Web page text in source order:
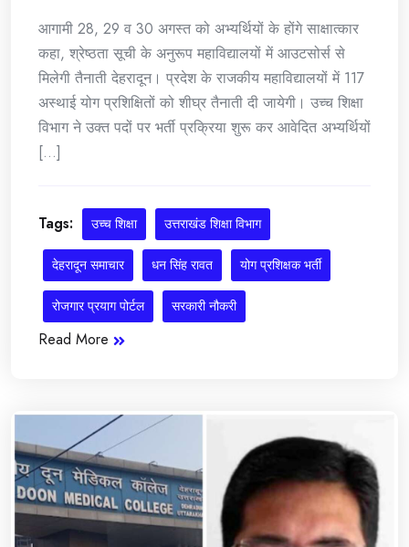
आगामी 28, 29 व 30 अगस्त को अभ्यर्थियों के होंगे साक्षात्कार
कहा, श्रेष्ठता सूची के अनुरूप महाविद्यालयों में आउटसोर्स से
मिलेगी तैनाती देहरादून। प्रदेश के राजकीय महाविद्यालयों में 117
अस्थाई योग प्रशिक्षितों को शीघ्र तैनाती दी जायेगी। उच्च शिक्षा
विभाग ने उक्त पदों पर भर्ती प्रक्रिया शुरू कर आवेदित अभ्यर्थियों
[...]
Tags: उच्च शिक्षा उत्तराखंड शिक्षा विभाग
देहरादून समाचार धन सिंह रावत योग प्रशिक्षक भर्ती
रोजगार प्रयाग पोर्टल सरकारी नौकरी
Read More